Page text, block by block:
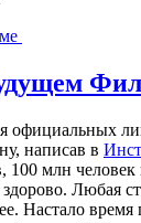
официальных
написав в
100 млн
Любая
Настало время